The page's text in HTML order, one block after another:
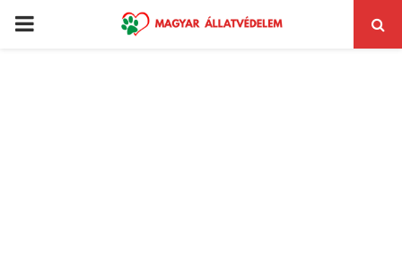
PRIMARY